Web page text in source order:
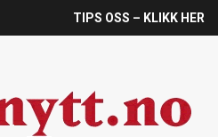
TIPS OSS – KLIKK HER